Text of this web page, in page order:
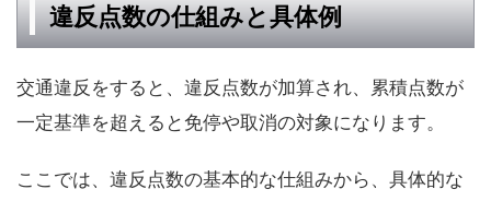
違反点数の仕組みと具体例
交通違反をすると、違反点数が加算され、累積点数が
一定基準を超えると免停や取消の対象になります。
ここでは、違反点数の基本的な仕組みから、具体的な